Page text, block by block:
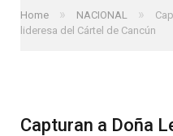
Home » NACIONAL »
lideresa del Cártel de Cancún
Capturan a Doña